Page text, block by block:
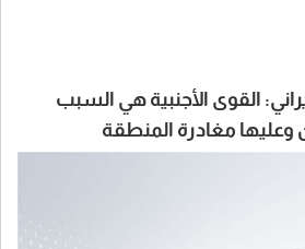
القوى الأجنبية هي السبب
وعليها مغادرة المنطقة